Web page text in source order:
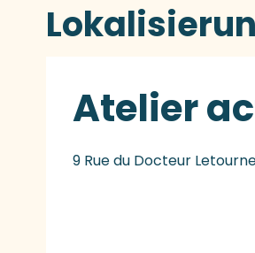
Atelier
9 Rue du Docteur